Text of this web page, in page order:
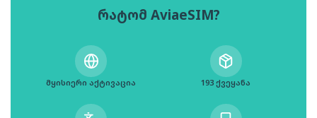
რატომ AviaeSIM?
მყისიერი აქტივაცია 193 ქვეყანა